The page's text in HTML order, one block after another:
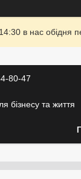
в нас
80-47
бізнесу та життя